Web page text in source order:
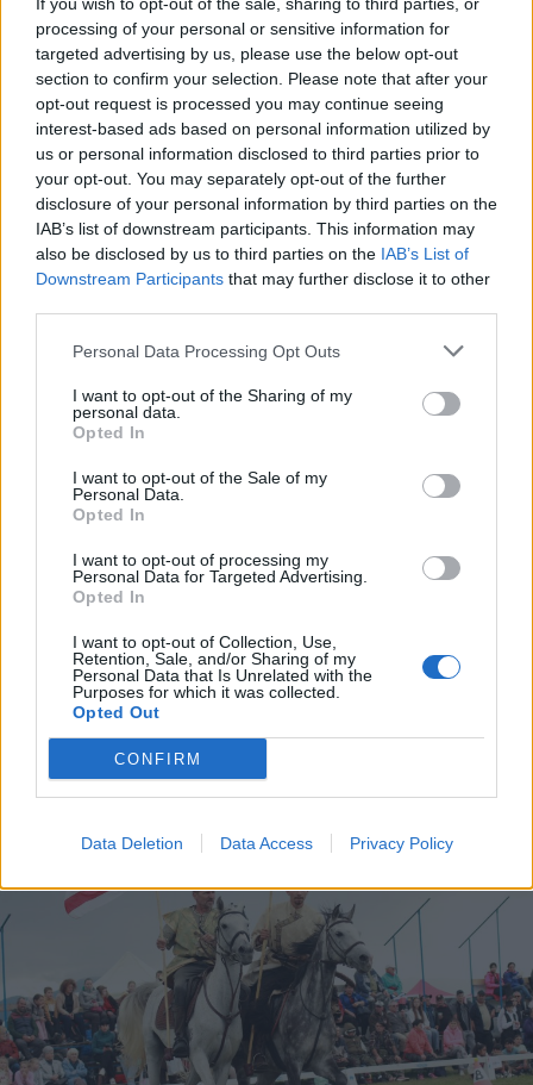
processing of your personal or sensitive information for
targeted advertising by us, please use the below opt-out
section to confirm your selection. Please note that after your
opt-out request is processed you may continue seeing
interest-based ads based on personal information utilized by
us or personal information disclosed to third parties prior to
your opt-out. You may separately opt-out of the further
disclosure of your personal information by third parties on the
IAB’s list of downstream participants. This information may
also be disclosed by us to third parties on the IAB’s List of
Downstream Participants that may further disclose it to other
Personal Data Processing Opt Outs
I want to opt-out of the Sharing of my
personal data.
Opted In
I want to opt-out of the Sale of my
Personal Data.
Opted In
I want to opt-out of processing my
Personal Data for Targeted Advertising.
Opted In
I want to opt-out of Collection, Use,
Retention, Sale, and/or Sharing of my
Personal Data that Is Unrelated with the
Purposes for which it was collected.
Opted Out
CONFIRM
Data Deletion Data Access Privacy Policy
vízhozamának növelését segítené
elő
2026. augusztus 06., csütörtök
Elvégezték az első
robotasszisztált urológiai műtétet
Csíkszeredában